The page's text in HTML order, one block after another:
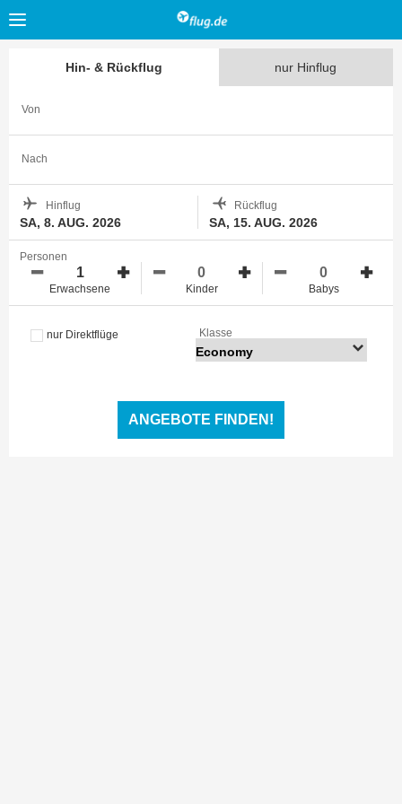
Hin- & Rückflug nur Hinflug
Von
Nach
Hinflug
SA, 8. AUG. 2026
Rückflug
SA, 15. AUG. 2026
Personen
Erwachsene Kinder Babys
nur Direktflüge Klasse
ANGEBOTE FINDEN!